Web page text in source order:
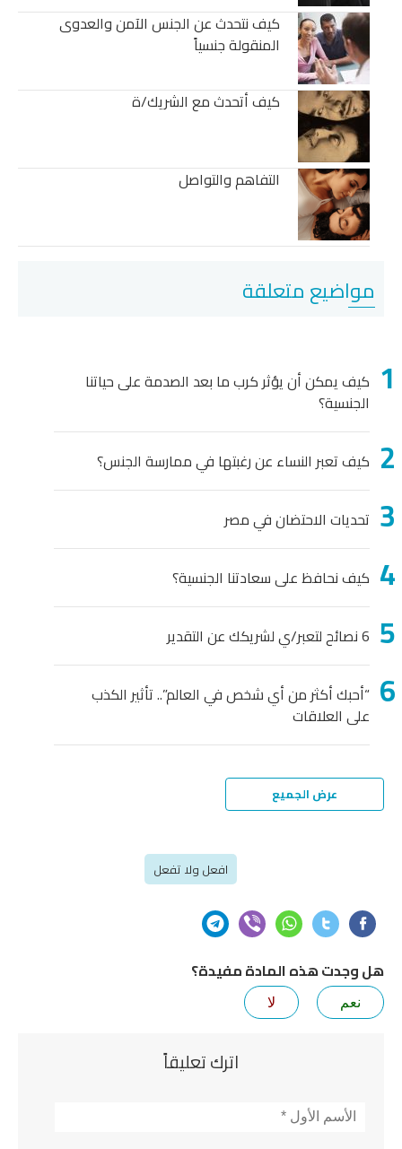
كيف نتحدث عن الجنس الآمن والعدوى
المنقولة جنسياً
كيف أتحدث مع الشريك/ة
التفاهم والتواصل
مواضيع متعلقة
كيف يمكن أن يؤثر كرب ما بعد الصدمة على حياتنا
الجنسية؟
كيف تعبر النساء عن رغبتها في ممارسة الجنس؟
تحديات الاحتضان في مصر
كيف نحافظ على سعادتنا الجنسية؟
6 نصائح لتعبر/ي لشريكك عن التقدير
“أحبك أكثر من أي شخص في العالم”.. تأثير الكذب
على العلاقات
عرض الجميع
افعل ولا تفعل
هل وجدت هذه المادة مفيدة؟
نعم لا
اترك تعليقاً
الأسم*